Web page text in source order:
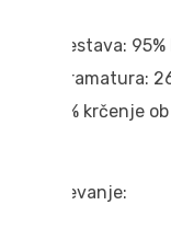
Sestava:
Gramatura:
3% krčenje
Vzdrževanje: